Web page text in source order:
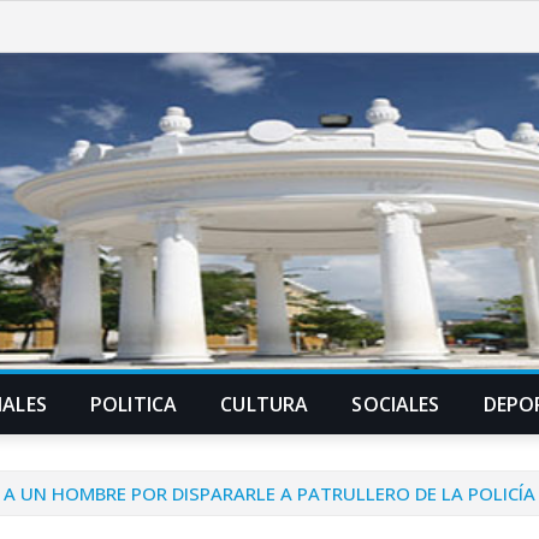
POLITICA CULTURA SOCIALES
UN HOMBRE POR DISPARARLE A PATRULLERO DE LA